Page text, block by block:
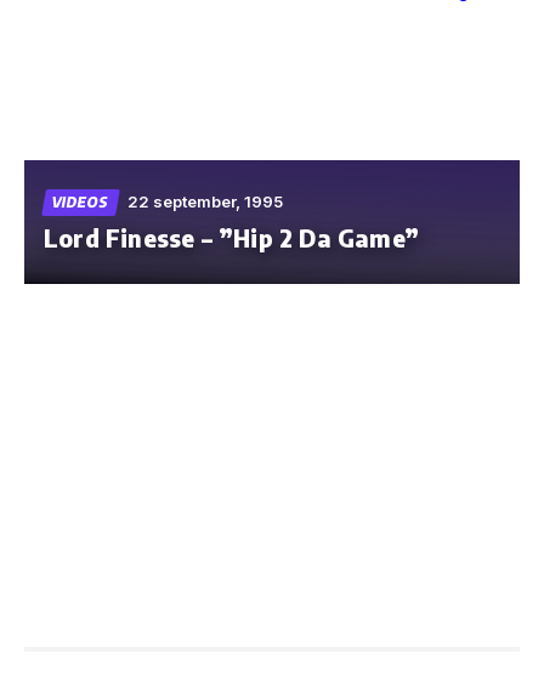
content
VIDEOS 22 september, 1995
Lord Finesse – ”Hip 2 Da Game”